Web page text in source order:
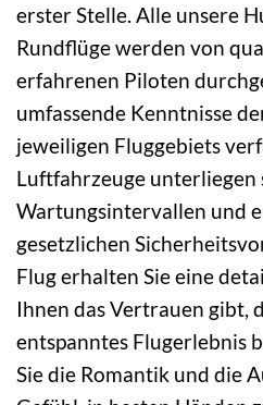
erster Stelle. Alle unsere
Rundflüge werden von
erfahrenen Piloten
umfassende Kenntnisse
jeweiligen Fluggebiets
Luftfahrzeuge unterliegen
Wartungsintervallen und
gesetzlichen
Flug erhalten Sie eine
Ihnen das Vertrauen gibt,
entspanntes Flugerlebnis
Sie die Romantik und die